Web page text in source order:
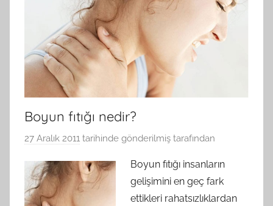
Boyun fıtığı nedir?
27 Aralık 2011 tarihinde gönderilmiş tarafından
Boyun fıtığı insanların
gelişimini en geç fark
ettikleri rahatsızlıklardan